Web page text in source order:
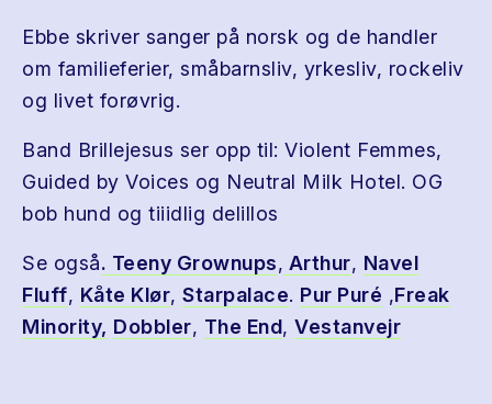
Ebbe skriver sanger på norsk og de handler
om familieferier, småbarnsliv, yrkesliv, rockeliv
og livet forøvrig.
Band Brillejesus ser opp til: Violent Femmes,
Guided by Voices og Neutral Milk Hotel. OG
bob hund og tiiidlig delillos
Se også. Teeny Grownups, Arthur, Navel
Fluff, Kåte Klør, Starpalace. Pur Puré ,Freak
Minority, Dobbler, The End, Vestanvejr